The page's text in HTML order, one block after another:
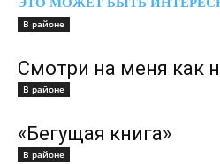
В районе
Смотри на меня как
В районе
«Бегущая книга»
В районе